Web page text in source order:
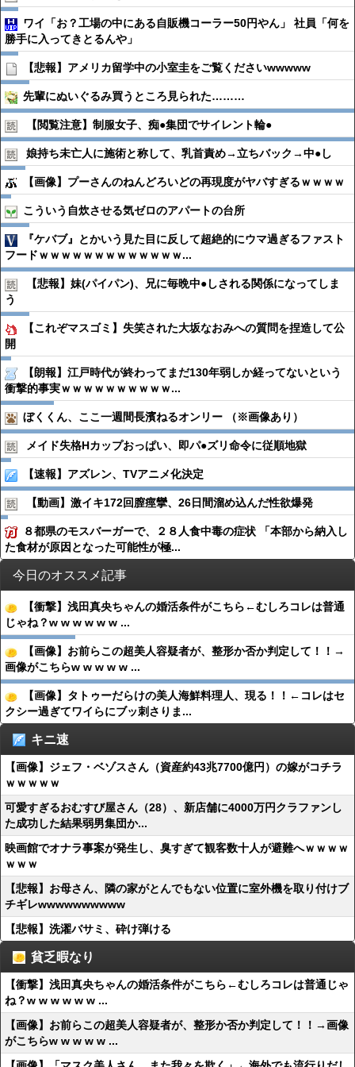
ワイ「お？工場の中にある自販機コーラー50円やん」 社員「何を
勝手に入ってきとるんや」
【悲報】アメリカ留学中の小室圭をご覧くださいwwwww
先輩にぬいぐるみ買うところ見られた………
【閲覧注意】制服女子、痴●︎集団でサイレント輪●︎
娘持ち未亡人に施術と称して、乳首責め→立ちバック→中●︎し
【画像】プーさんのねんどろいどの再現度がヤバすぎるｗｗｗｗ
こういう自炊させる気ゼロのアパートの台所
『ケバブ』とかいう見た目に反して超絶的にウマ過ぎるファスト
フードｗｗｗｗｗｗｗｗｗｗｗｗｗ...
【悲報】妹(パイパン)、兄に毎晩中●︎しされる関係になってしま
う
【これぞマスゴミ】失笑された大坂なおみへの質問を捏造して公
開
【朗報】江戸時代が終わってまだ130年弱しか経ってないという
衝撃的事実ｗｗｗｗｗｗｗｗｗｗ...
ぼくくん、ここ一週間長濱ねるオンリー （※画像あり）
メイド失格Hカップおっぱい、即パ●︎ズリ命令に従順地獄
【速報】アズレン、TVアニメ化決定
【動画】激イキ172回膣痙攣、26日間溜め込んだ性欲爆発
８都県のモスバーガーで、２８人食中毒の症状 「本部から納入し
た食材が原因となった可能性が極...
今日のオススメ記事
【衝撃】浅田真央ちゃんの婚活条件がこちら←むしろコレは普通
じゃね？w w w w w w ...
【画像】お前らこの超美人容疑者が、整形か否か判定して！！→
画像がこちらw w w w w ...
【画像】タトゥーだらけの美人海鮮料理人、現る！！←コレはセ
クシー過ぎてワイらにブッ刺さりま...
キニ速
【画像】ジェフ・ベゾスさん（資産約43兆7700億円）の嫁がコチラ
ｗｗｗｗｗ
可愛すぎるおむすび屋さん（28）、新店舗に4000万円クラファンし
た成功した結果弱男集団か...
映画館でオナラ事案が発生し、臭すぎて観客数十人が避難へｗｗｗｗ
ｗｗｗ
【悲報】お母さん、隣の家がとんでもない位置に室外機を取り付けブ
チギレwwwwwwwwww
【悲報】洗濯バサミ、砕け弾ける
貧乏暇なり
【衝撃】浅田真央ちゃんの婚活条件がこちら←むしろコレは普通じゃ
ね？w w w w w w ...
【画像】お前らこの超美人容疑者が、整形か否か判定して！！→画像
がこちらw w w w w ...